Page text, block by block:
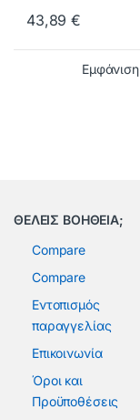
43,89€
ΘΕΛΕΙΣ ΒΟΗΘΕΙΑ;
Compare
Compare
Εντοπισμός
παραγγελίας
Επικοινωνία
Όροι και
Προϋποθέσεις